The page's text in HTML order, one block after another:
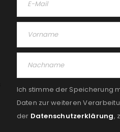
Ich stimme der Speicherung
Daten zur weiteren
der Datenschutzerklärung,